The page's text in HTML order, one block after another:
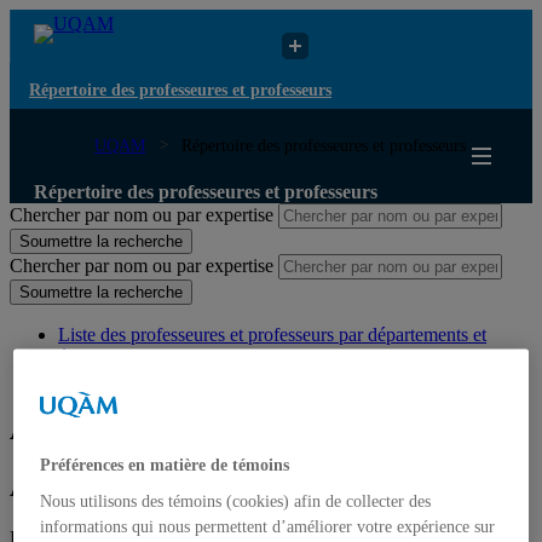
Répertoire des professeures et professeurs
UQAM Répertoire des professeures et professeurs
Répertoire des professeures et professeurs
Chercher par nom ou par expertise
Soumettre la recherche
Chercher par nom ou par expertise
Soumettre la recherche
Liste des professeures et professeurs par départements et
écoles
Anne-Marie Broudehoux
Anne-Marie Broudehoux
Professeure
Préférences en matière de témoins
Nous utilisons des témoins (cookies) afin de collecter des
informations qui nous permettent d’améliorer votre expérience sur